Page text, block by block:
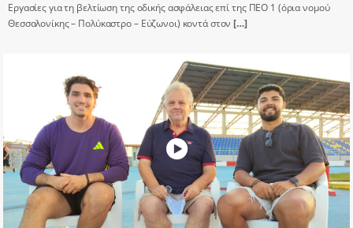
Εργασίες για τη βελτίωση της οδικής ασφάλειας επί της ΠΕΟ 1 (όρια νομού
Θεσσαλονίκης – Πολύκαστρο – Εύζωνοι) κοντά στον […]